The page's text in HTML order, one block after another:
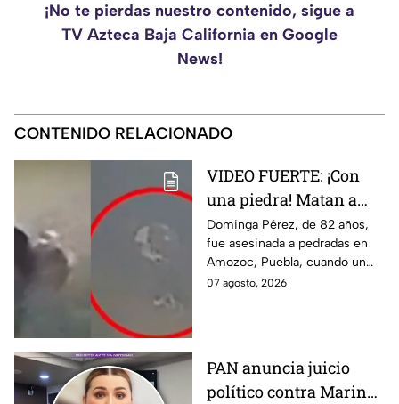
¡No te pierdas nuestro contenido, sigue a
TV Azteca Baja California en Google
News!
CONTENIDO RELACIONADO
VIDEO FUERTE: ¡Con
una piedra! Matan a
vendedora de cemitas
de 82 años mientras iba
a su casa
Dominga Pérez, de 82 años,
fue asesinada a pedradas en
Amozoc, Puebla, cuando un
sujeto le robó los 90 pesos
07 agosto, 2026
PAN anuncia juicio
político contra Marina